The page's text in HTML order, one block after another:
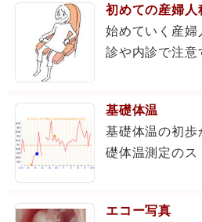
初めての産婦人
始めていく産
診や内診で注意
基礎体温
基礎体温の初
礎体温測定のス
エコー写真